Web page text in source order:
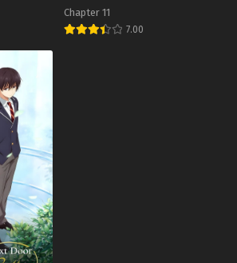
ที่1-
12
Neverland 2) พันธสัญญาเนเวอร์
แลนด์ ภาค 2 ตอนที่1-11 พากย์
ไทย+ซับไทย
Chapter 11
7.00